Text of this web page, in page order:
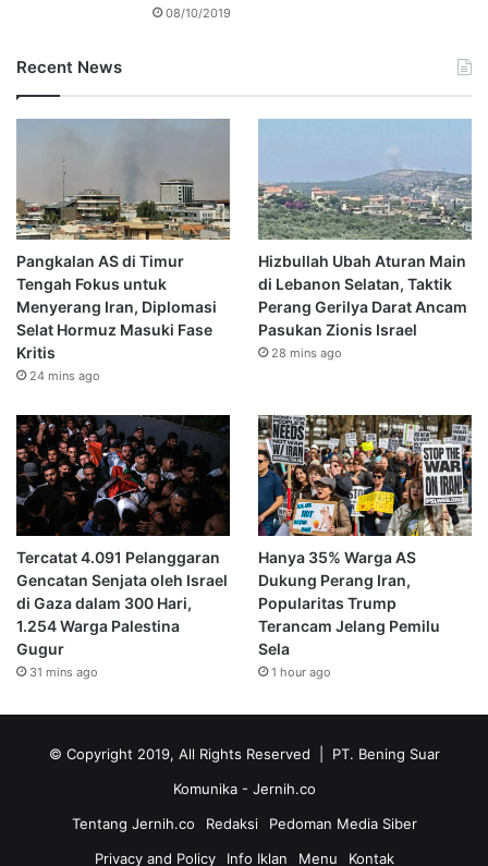
08/10/2019
Recent News
Pangkalan AS di Timur
Tengah Fokus untuk
Menyerang Iran, Diplomasi
Selat Hormuz Masuki Fase
Kritis
24 mins ago
Hizbullah Ubah Aturan Main
di Lebanon Selatan, Taktik
Perang Gerilya Darat Ancam
Pasukan Zionis Israel
28 mins ago
Tercatat 4.091 Pelanggaran
Gencatan Senjata oleh Israel
di Gaza dalam 300 Hari,
1.254 Warga Palestina
Gugur
31 mins ago
Hanya 35% Warga AS
Dukung Perang Iran,
Popularitas Trump
Terancam Jelang Pemilu
Sela
1 hour ago
© Copyright 2019, All Rights Reserved | PT. Bening Suar
Komunika - Jernih.co
Tentang Jernih.co
Redaksi
Pedoman Media Siber
Privacy and Policy
Info Iklan Menu Kontak